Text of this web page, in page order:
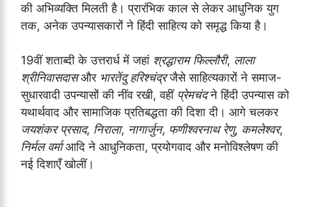
की अभिव्यक्ति मिलती है। प्रारंभिक काल से लेकर आधुनिक युग
तक, अनेक उपन्यासकारों ने हिंदी साहित्य को समृद्ध किया है।
19वीं शताब्दी के उत्तरार्ध में जहां श्रद्धाराम फिल्लौरी, लाला
श्रीनिवासदासऔर भारतेंदु हरिश्चंद्रजैसे साहित्यकारों ने समाज-
सुधारवादी उपन्यासों की नींव रखी, वहीं प्रेमचंदने हिंदी उपन्यास को
यथार्थवाद और सामाजिक प्रतिबद्धता की दिशा दी। आगे चलकर
जयशंकर प्रसाद, निराला, नागार्जुन, फणीश्वरनाथ रेणु, कमलेश्वर,
निर्मल वर्माआदि ने आधुनिकता, प्रयोगवाद और मनोविश्लेषण की
नई दिशाएँ खोलीं।